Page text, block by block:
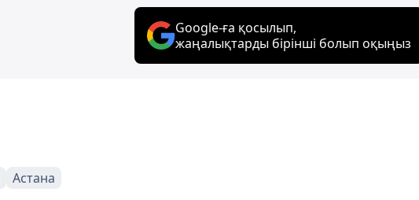
Google-ға қосылып,
жаңалықтарды бірінші болып оқыңыз
Астана